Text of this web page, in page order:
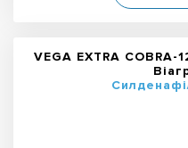
VEGA EXTRA